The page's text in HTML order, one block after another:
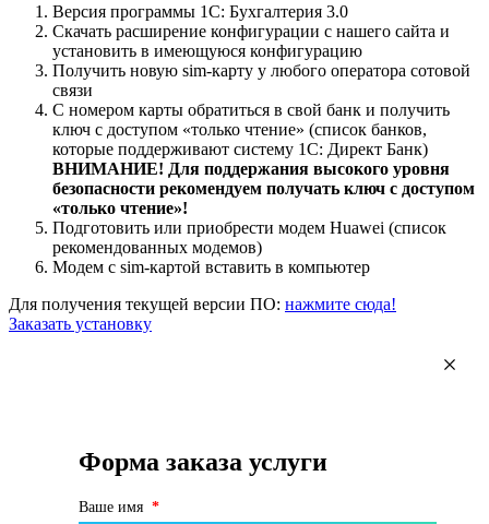
Версия программы 1С: Бухгалтерия 3.0
Скачать расширение конфигурации с нашего сайта и
установить в имеющуюся конфигурацию
Получить новую sim-карту у любого оператора сотовой
связи
С номером карты обратиться в свой банк и получить
ключ с доступом «только чтение» (список банков,
которые поддерживают систему 1С: Директ Банк)
ВНИМАНИЕ! Для поддержания высокого уровня
безопасности рекомендуем получать ключ с доступом
«только чтение»!
Подготовить или приобрести модем Huawei (список
рекомендованных модемов)
Модем с sim-картой вставить в компьютер
Для получения текущей версии ПО: нажмите сюда!
Заказать установку
Форма заказа услуги
Ваше имя *